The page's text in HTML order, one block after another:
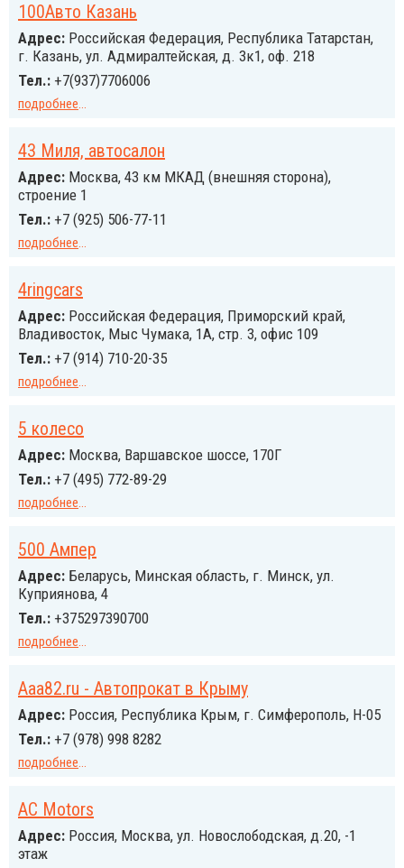
100Авто Казань
Адрес: Российcкая Федерация, Республика Татарстан,
г. Казань, ул. Адмиралтейская, д. 3к1, оф. 218
Тел.: +7(937)7706006
подробнее...
43 Миля, автосалон
Адрес: Москва, 43 км МКАД (внешняя сторона),
строение 1
Тел.: +7 (925) 506-77-11
подробнее...
4ringcars
Адрес: Российcкая Федерация, Приморский край,
Владивосток, Мыс Чумака, 1А, стр. 3, офис 109
Тел.: +7 (914) 710-20-35
подробнее...
5 колесо
Адрес: Москва, Варшавское шоссе, 170Г
Тел.: +7 (495) 772-89-29
подробнее...
500 Ампер
Адрес: Беларусь, Минская область, г. Минск, ул.
Куприянова, 4
Тел.: +375297390700
подробнее...
Aaa82.ru - Автопрокат в Крыму
Адрес: Россия, Республика Крым, г. Симферополь, Н-05
Тел.: +7 (978) 998 8282
подробнее...
AC Motors
Адрес: Россия, Москва, ул. Новослободская, д.20, -1
этаж